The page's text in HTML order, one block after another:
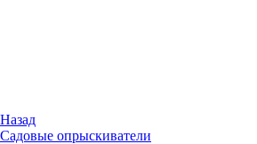
Назад
Садовые опрыскиватели